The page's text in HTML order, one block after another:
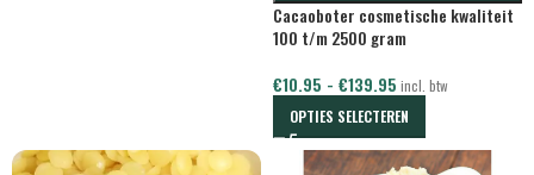
Cacaoboter cosmetische kwaliteit
100 t/m 2500 gram
€10.95 - €139.95 incl. btw
OPTIES SELECTEREN